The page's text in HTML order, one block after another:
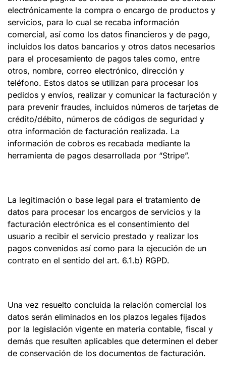
electrónicamente la compra o encargo de productos y
servicios, para lo cual se recaba información
comercial, así como los datos financieros y de pago,
incluidos los datos bancarios y otros datos necesarios
para el procesamiento de pagos tales como, entre
otros, nombre, correo electrónico, dirección y
teléfono. Estos datos se utilizan para procesar los
pedidos y envíos, realizar y comunicar la facturación y
para prevenir fraudes, incluidos números de tarjetas de
crédito/débito, números de códigos de seguridad y
otra información de facturación realizada. La
información de cobros es recabada mediante la
herramienta de pagos desarrollada por “Stripe”.
La legitimación o base legal para el tratamiento de
datos para procesar los encargos de servicios y la
facturación electrónica es el consentimiento del
usuario a recibir el servicio prestado y realizar los
pagos convenidos así como para la ejecución de un
contrato en el sentido del art. 6.1.b) RGPD.
Una vez resuelto concluida la relación comercial los
datos serán eliminados en los plazos legales fijados
por la legislación vigente en materia contable, fiscal y
demás que resulten aplicables que determinen el deber
de conservación de los documentos de facturación.